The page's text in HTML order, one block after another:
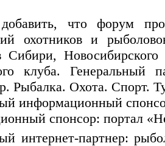
добавить, что форум
охотников и
Сибири,
клуба. Генеральный
Рыбалка. Охота. Спорт.
информационный
спонсор: портал
интернет-партнер: